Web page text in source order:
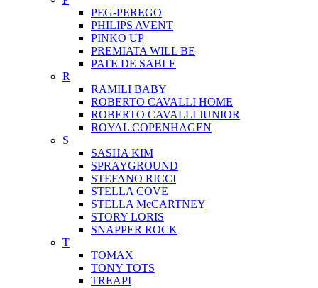
PEG-PEREGO
PHILIPS AVENT
PINKO UP
PREMIATA WILL BE
PATE DE SABLE
R
RAMILI BABY
ROBERTO CAVALLI HOME
ROBERTO CAVALLI JUNIOR
ROYAL COPENHAGEN
S
SASHA KIM
SPRAYGROUND
STEFANO RICCI
STELLA COVE
STELLA McCARTNEY
STORY LORIS
SNAPPER ROCK
T
TOMAX
TONY TOTS
TREAPI